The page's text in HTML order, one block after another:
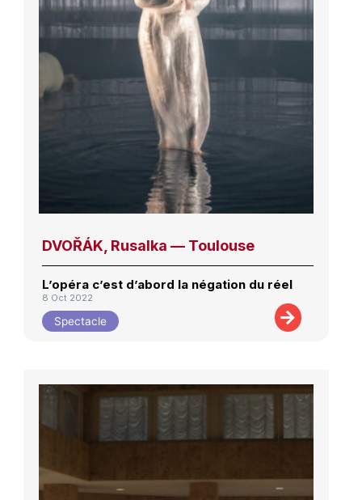
DVOŘÁK, Rusalka — Toulouse
L’opéra c’est d’abord la négation du réel
8 Oct 2022
Spectacle